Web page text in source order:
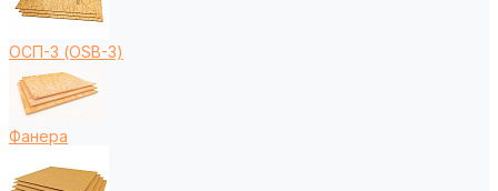
ОСП-3 (OSB-3)
Фанера